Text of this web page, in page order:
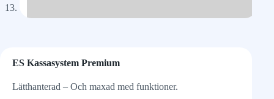
ES Kassasystem Premium
Lätthanterad – Och maxad med funktioner.